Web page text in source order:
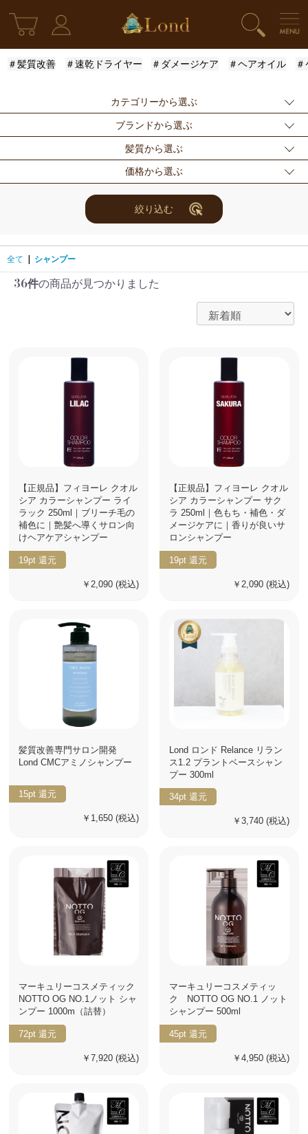
＃髪質改善 ＃速乾ドライヤー ＃ダメージケア ＃ヘアオイル
カテゴリーから選ぶ
新発売 シャンプー
トリートメント
アウトバストリー
ドライヤー・ヘア
アイロン
スタイリング
for Men
メンズスタイリン
グ
レディース
ブランドから選ぶ
指定なし Londオリジナル
ケラスターゼ
モロッカンオイル
ルベル
アリミノ
ナンバースリー
ミアン フォード
ホリスティックキ
アクティバート
髪質から選ぶ
ふんわり ハリ・コシ
ウェット
ツヤ
しっとり
価格から選ぶ
〜3000円
3001円〜5000円
円
30000円
絞り込む
全て | シャンプー
36件の商品が見つかりました
【正規品】フィヨーレ クオル
シア カラーシャンプー ライ
ラック 250ml｜ブリーチ毛の
補色に｜艶髪へ導くサロン向
けヘアケアシャンプー
19pt 還元
￥2,090 (税込)
【正規品】フィヨーレ クオル
シア カラーシャンプー サク
ラ 250ml｜色もち・補色・ダ
メージケアに｜香りが良いサ
ロンシャンプー
19pt 還元
￥2,090 (税込)
髪質改善専門サロン開発
Lond CMCアミノシャンプー
15pt 還元
￥1,650 (税込)
Lond ロンド Relance リラン
ス1.2 プラントベースシャン
プー 300ml
34pt 還元
￥3,740 (税込)
マーキュリーコスメティック
NOTTO OG NO.1ノット シャ
ンプー 1000m（詰替）
72pt 還元
￥7,920 (税込)
マーキュリーコスメティッ
ク NOTTO OG NO.1 ノット
シャンプー 500ml
45pt 還元
￥4,950 (税込)